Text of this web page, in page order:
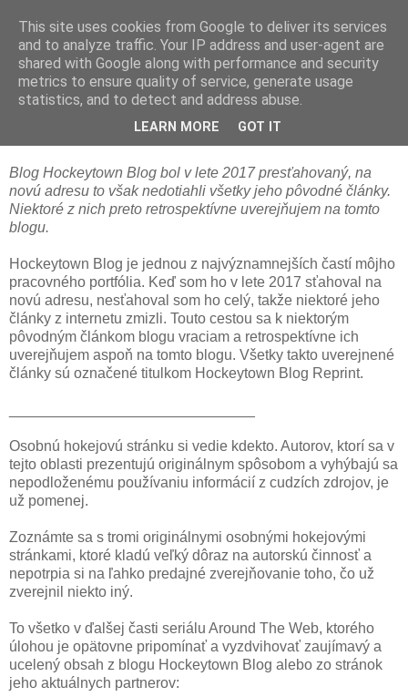
Hockeytown Blog Reprint: Zamerané na
Blog Hockeytown Blog bol v lete 2017 presťahovaný, na
novú adresu to však nedotiahli všetky jeho pôvodné články.
Niektoré z nich preto retrospektívne uverejňujem na tomto
blogu.
Hockeytown Blog je jednou z najvýznamnejších častí môjho
pracovného portfólia. Keď som ho v lete 2017 sťahoval na
novú adresu, nesťahoval som ho celý, takže niektoré jeho
články z internetu zmizli. Touto cestou sa k niektorým
pôvodným článkom blogu vraciam a retrospektívne ich
uverejňujem aspoň na tomto blogu. Všetky takto uverejnené
články sú označené titulkom Hockeytown Blog Reprint.
Osobnú hokejovú stránku si vedie kdekto. Autorov, ktorí sa v
tejto oblasti prezentujú originálnym spôsobom a vyhýbajú sa
nepodloženému používaniu informácií z cudzích zdrojov, je
už pomenej.
Zoznámte sa s tromi originálnymi osobnými hokejovými
stránkami, ktoré kladú veľký dôraz na autorskú činnosť a
nepotrpia si na ľahko predajné zverejňovanie toho, čo už
zverejnil niekto iný.
To všetko v ďalšej časti seriálu Around The Web, ktorého
úlohou je opätovne pripomínať a vyzdvihovať zaujímavý a
ucelený obsah z blogu Hockeytown Blog alebo zo stránok
jeho aktuálnych partnerov:
This site uses cookies from Google to deliver its services
and to analyze traffic. Your IP address and user-agent are
shared with Google along with performance and security
metrics to ensure quality of service, generate usage
statistics, and to detect and address abuse.
LEARN MORE GOT IT